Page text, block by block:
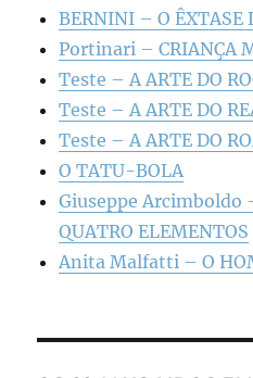
BERNINI – O ÊXTASE
Portinari – CRIANÇA
Teste – A ARTE DO
Teste – A ARTE DO
Teste – A ARTE DO
O TATU-BOLA
Giuseppe Arcimboldo
QUATRO ELEMENTOS
Anita Malfatti – O